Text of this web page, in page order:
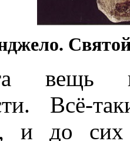
вещь
Всё-
и до сих